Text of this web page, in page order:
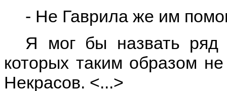
- Не Гаврила же им
Я мог бы назвать ряд
которых таким образом
Некрасов. <...>